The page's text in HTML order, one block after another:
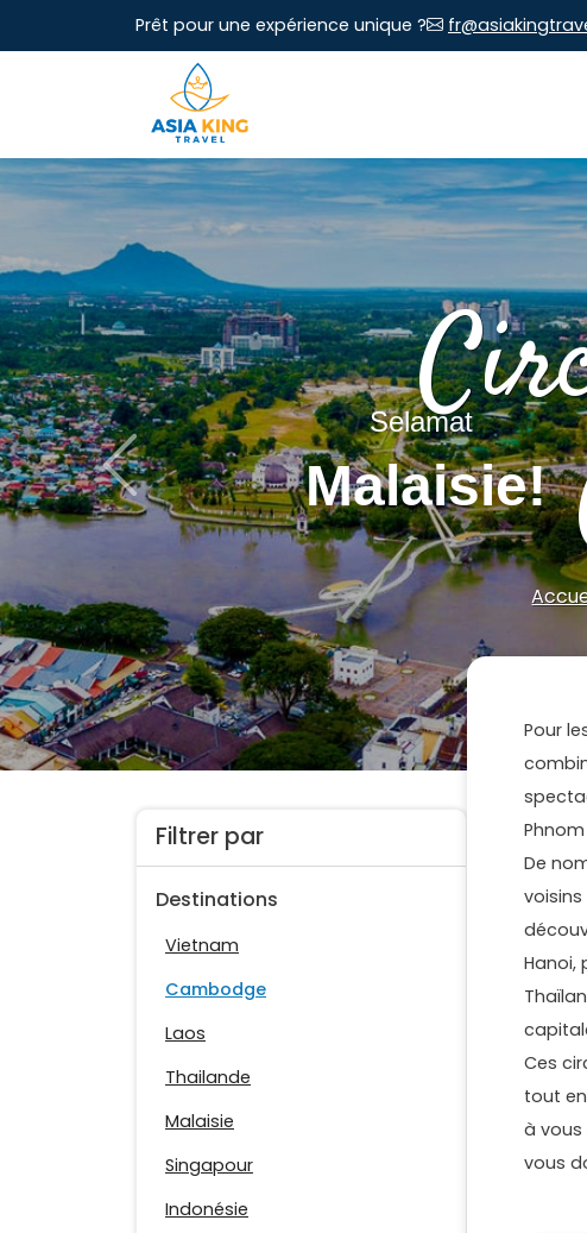
Prêt pour une expérience unique ?
Selamat
Malaisie!
Previous
Filtrer par
Destinations
Vietnam
Cambodge
Laos
Thailande
Malaisie
Singapour
Indonésie
Pour
De
Hanoi,
Ces
tout
à vous
vous